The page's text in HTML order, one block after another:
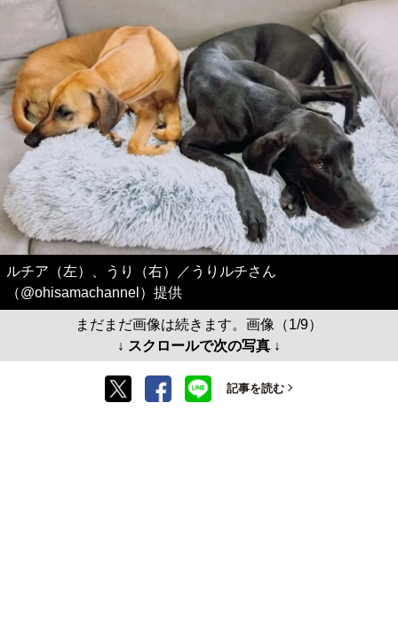
ルチア（左）、うり（右）／うりルチさん
（@ohisamachannel）提供
まだまだ画像は続きます。画像（1/9）
↓ スクロールで次の写真 ↓
記事を読む